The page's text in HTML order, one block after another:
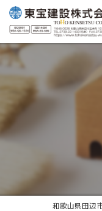
和歌山県田辺